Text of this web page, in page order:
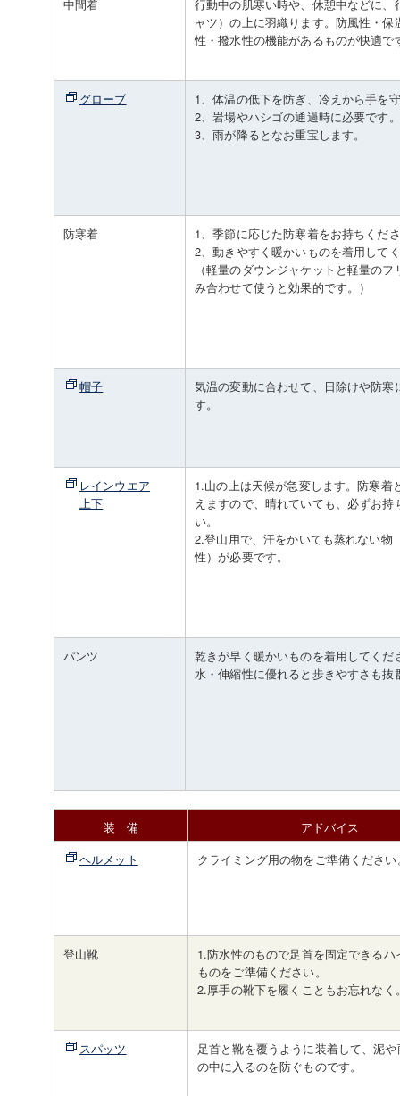
中間着
行動中の肌寒い時や、休憩中などに、
ャツ）の上に羽織ります。防風性・保
性・撥水性の機能があるものが快適で
グローブ
1、体温の低下を防ぎ、冷えから手を
2、岩場やハシゴの通過時に必要です。
3、雨が降るとなお重宝します。
防寒着
1、季節に応じた防寒着をお持ちくだ
2、動きやすく暖かいものを着用して
（軽量のダウンジャケットと軽量のフ
み合わせて使うと効果的です。）
帽子
気温の変動に合わせて、日除けや防寒
す。
レインウエア
上下
1.山の上は天候が急変します。防寒着
えますので、晴れていても、必ずお持
い。
2.登山用で、汗をかいても蒸れない物
性）が必要です。
パンツ
乾きが早く暖かいものを着用してくだ
水・伸縮性に優れると歩きやすさも抜
装 備
アドバイス
ヘルメット
クライミング用の物をご準備ください
登山靴
1.防水性のもので足首を固定できるハ
ものをご準備ください。
2.厚手の靴下を履くこともお忘れなく
スパッツ
足首と靴を覆うように装着して、泥
の中に入るのを防ぐものです。